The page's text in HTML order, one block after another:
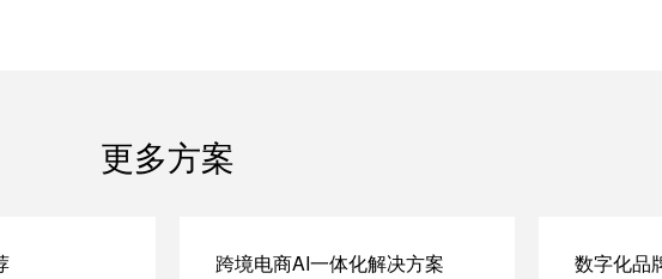
更多方案
跨境电商AI一体化解决方案 数字化品